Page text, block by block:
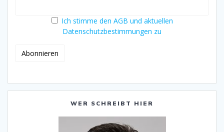
Ich stimme den AGB und aktuellen
Datenschutzbestimmungen zu
WER SCHREIBT HIER